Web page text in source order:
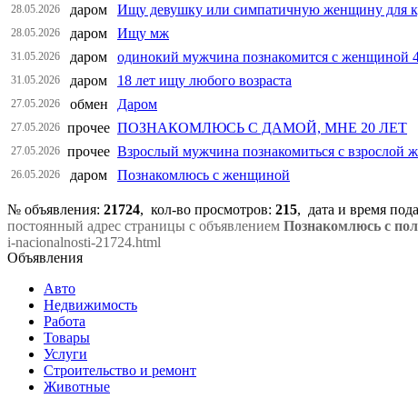
28.05.2026 даром Ищу девушку или симпатичную женщину для
28.05.2026 даром Ищу мж
31.05.2026 даром одинокий мужчина познакомится с женщиной
31.05.2026 даром 18 лет ищу любого возраста
27.05.2026 обмен Даром
27.05.2026 прочее ПОЗНАКОМЛЮСЬ С ДАМОЙ, МНЕ 20 ЛЕТ
27.05.2026 прочее Взрослый мужчина познакомиться с взрослой
26.05.2026 даром Познакомлюсь с женщиной
№ объявления: 21724, кол-во просмотров: 215, дата и время
постоянный адрес страницы с объявлением Познакомлюсь с
i-nacionalnosti-21724.html
Объявления
Авто
Недвижимость
Работа
Товары
Услуги
Строительство и ремонт
Животные